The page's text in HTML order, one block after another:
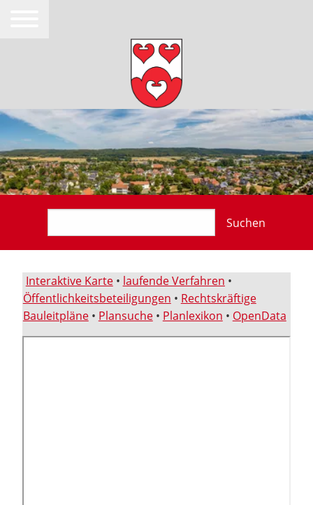
Suchen
Interaktive Karte• laufende Verfahren •
Öffentlichkeitsbeteiligungen • Rechtskräftige
Bauleitpläne• Plansuche• Planlexikon • OpenData